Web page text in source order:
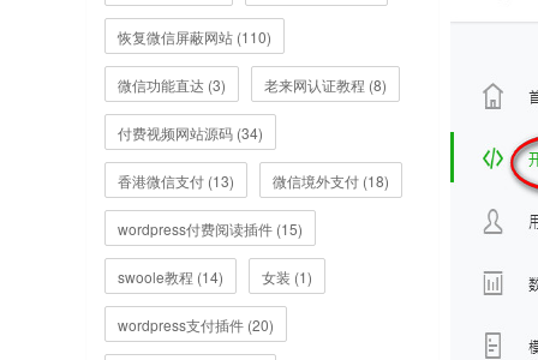
恢复微信屏蔽网站 (110)
微信功能直达 (3) 老来网认证教程 (8)
付费视频网站源码 (34)
香港微信支付 (13) 微信境外支付 (18)
wordpress付费阅读插件 (15)
swoole教程 (14) 女装 (1)
wordpress支付插件 (20)